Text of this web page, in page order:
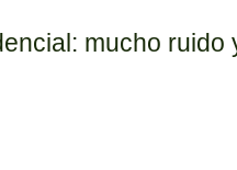
mucho ruido